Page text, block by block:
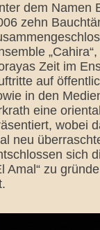
dem Namen
zehn
Zeit im
auf
in den
eine
wobei
neu
sich
Amal“ zu